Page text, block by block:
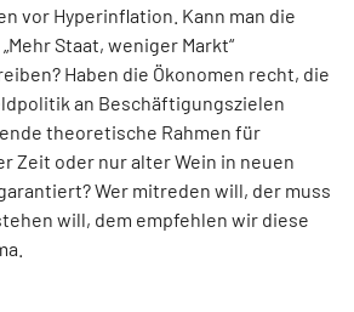
vor Hyperinflation. Kann man die
Staat, weniger Markt“
Haben die Ökonomen recht, die
an Beschäftigungszielen
theoretische Rahmen für
Zeit oder nur alter Wein in neuen
Wer mitreden will, der muss
will, dem empfehlen wir diese